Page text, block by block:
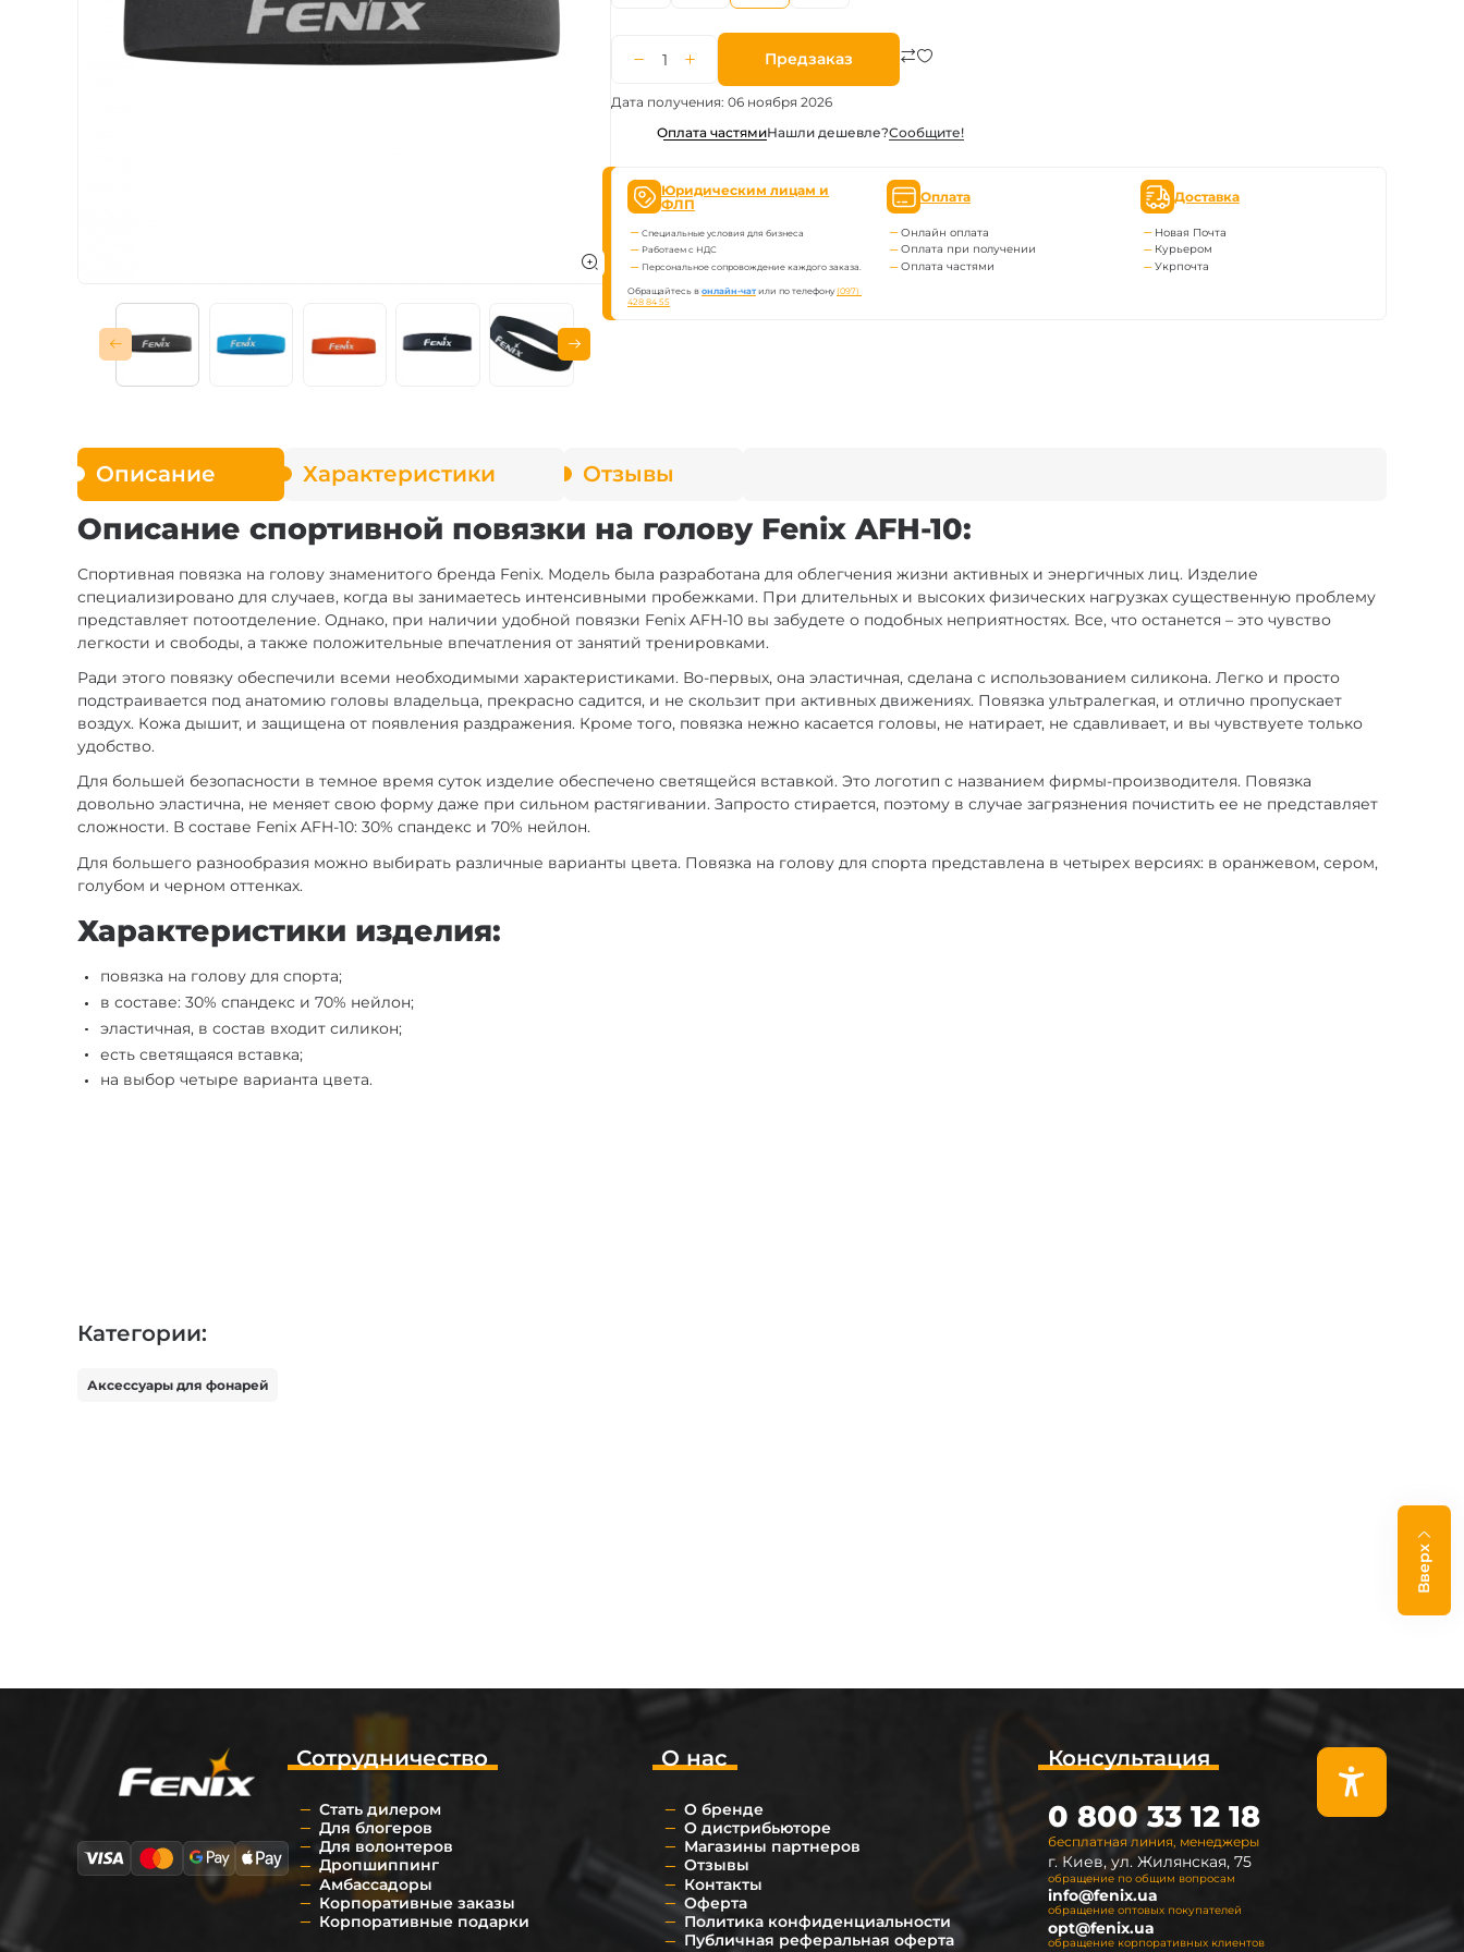
Зарядные устройства Fenix
Предзаказ
Дата получения: 06 ноября 2026
Оплата частямиНашли дешевле?Сообщите!
Юридическим лицам и
ФЛП
Специальные условия для бизнеса
Работаем с НДС
Персональное сопровождение каждого заказа.
Обращайтесь вонлайн-чатили по телефону(097)
428 84 55
Оплата
Онлайн оплата
Оплата при получении
Оплата частями
Доставка
Новая Почта
Курьером
Укрпочта
Описание Характеристики Отзывы
Описание спортивной повязки на голову Fenix AFH-10:
Спортивная повязка на голову знаменитого бренда Fenix. Модель была разработана для облегчения жизни активных и энергичных лиц. Изделие
специализировано для случаев, когда вы занимаетесь интенсивными пробежками. При длительных и высоких физических нагрузках существенную проблему
представляет потоотделение. Однако, при наличии удобной повязки Fenix AFH-10 вы забудете о подобных неприятностях. Все, что останется – это чувство
легкости и свободы, а также положительные впечатления от занятий тренировками.
Ради этого повязку обеспечили всеми необходимыми характеристиками. Во-первых, она эластичная, сделана с использованием силикона. Легко и просто
подстраивается под анатомию головы владельца, прекрасно садится, и не скользит при активных движениях. Повязка ультралегкая, и отлично пропускает
воздух. Кожа дышит, и защищена от появления раздражения. Кроме того, повязка нежно касается головы, не натирает, не сдавливает, и вы чувствуете только
удобство.
Для большей безопасности в темное время суток изделие обеспечено светящейся вставкой. Это логотип с названием фирмы-производителя. Повязка
довольно эластична, не меняет свою форму даже при сильном растягивании. Запросто стирается, поэтому в случае загрязнения почистить ее не представляет
сложности. В составе Fenix AFH-10: 30% спандекс и 70% нейлон.
Для большего разнообразия можно выбирать различные варианты цвета. Повязка на голову для спорта представлена в четырех версиях: в оранжевом, сером,
голубом и черном оттенках.
Характеристики изделия:
повязка на голову для спорта;
в составе: 30% спандекс и 70% нейлон;
эластичная, в состав входит силикон;
есть светящаяся вставка;
на выбор четыре варианта цвета.
Категории:
Аксессуары для фонарей
Вверх
О нас
О бренде
О дистрибьюторе
Магазины партнеров
Отзывы
Контакты
Оферта
Политика конфиденциальности
Публичная реферальная оферта
Сотрудничество
Стать дилером
Для блогеров
Для волонтеров
Дропшиппинг
Амбассадоры
Корпоративные заказы
Корпоративные подарки
Консультация
бесплатная линия, менеджеры
0 800 33 12 18
г. Киев, ул. Жилянская, 75
обращение по общим вопросам
info@fenix.ua
обращение оптовых покупателей
opt@fenix.ua
обращение корпоративных клиентов